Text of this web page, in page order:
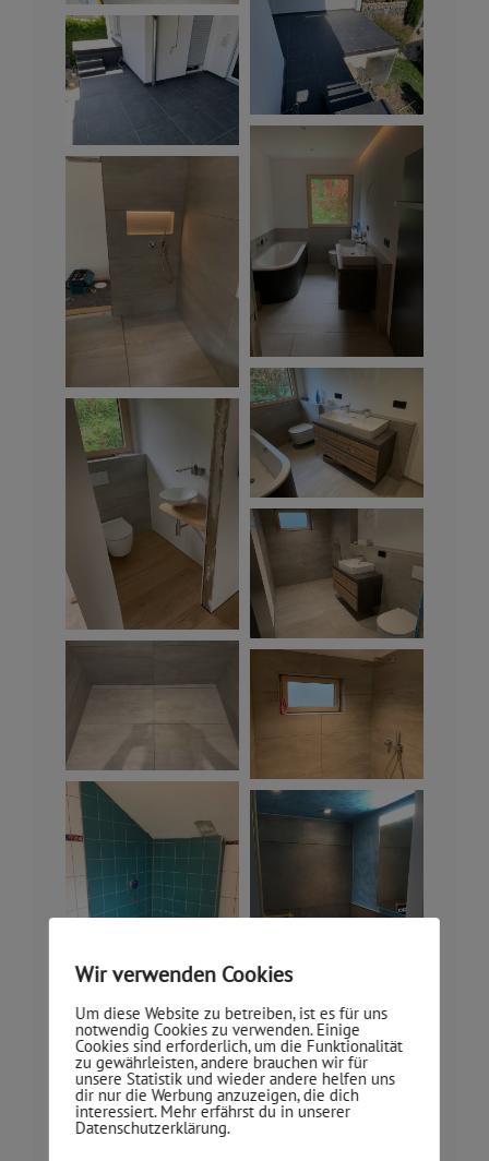
Wir verwenden Cookies
Um diese Website zu betreiben, ist es für uns
notwendig Cookies zu verwenden. Einige
Cookies sind erforderlich, um die Funktionalität
zu gewährleisten, andere brauchen wir für
unsere Statistik und wieder andere helfen uns
dir nur die Werbung anzuzeigen, die dich
interessiert. Mehr erfährst du in unserer
Datenschutzerklärung.